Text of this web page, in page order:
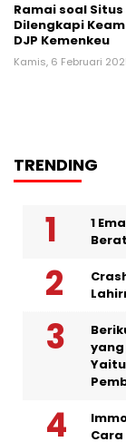
Ramai soal
Dilengkapi
DJP Kemenkeu
Kamis, 6 Februari
TRENDING
1
Cara